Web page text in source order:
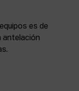
es de
antelación